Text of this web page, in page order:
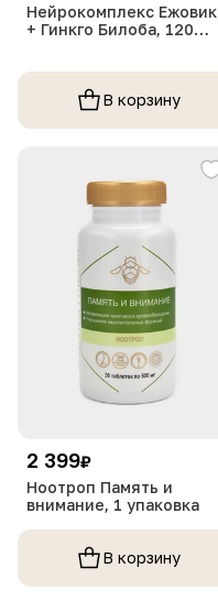
Нейрокомплекс Ежовик
+ Гинкго Билоба, 120
В корзину
2 399₽
Ноотроп Память и
внимание, 1 упаковка
В корзину